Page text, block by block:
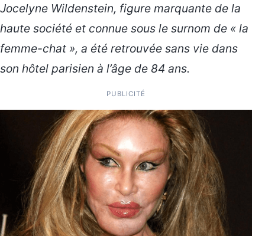
Jocelyne Wildenstein, figure marquante de la
haute société et connue sous le surnom de « la
femme-chat », a été retrouvée sans vie dans
son hôtel parisien à l’âge de 84 ans.
PUBLICITÉ